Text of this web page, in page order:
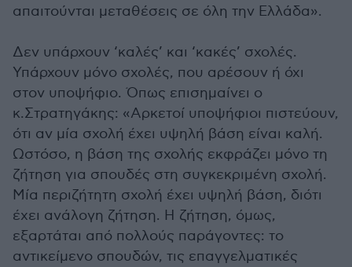
απαιτούνται μεταθέσεις σε όλη την Ελλάδα».
Δεν υπάρχουν ‘καλές’ και ‘κακές’ σχολές.
Υπάρχουν μόνο σχολές, που αρέσουν ή όχι
στον υποψήφιο. Όπως επισημαίνει ο
κ.Στρατηγάκης: «Αρκετοί υποψήφιοι πιστεύουν,
ότι αν μία σχολή έχει υψηλή βάση είναι καλή.
Ωστόσο, η βάση της σχολής εκφράζει μόνο τη
ζήτηση για σπουδές στη συγκεκριμένη σχολή.
Μία περιζήτητη σχολή έχει υψηλή βάση, διότι
έχει ανάλογη ζήτηση. Η ζήτηση, όμως,
εξαρτάται από πολλούς παράγοντες: το
αντικείμενο σπουδών, τις επαγγελματικές